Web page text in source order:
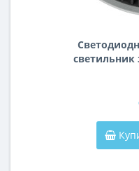
светильник